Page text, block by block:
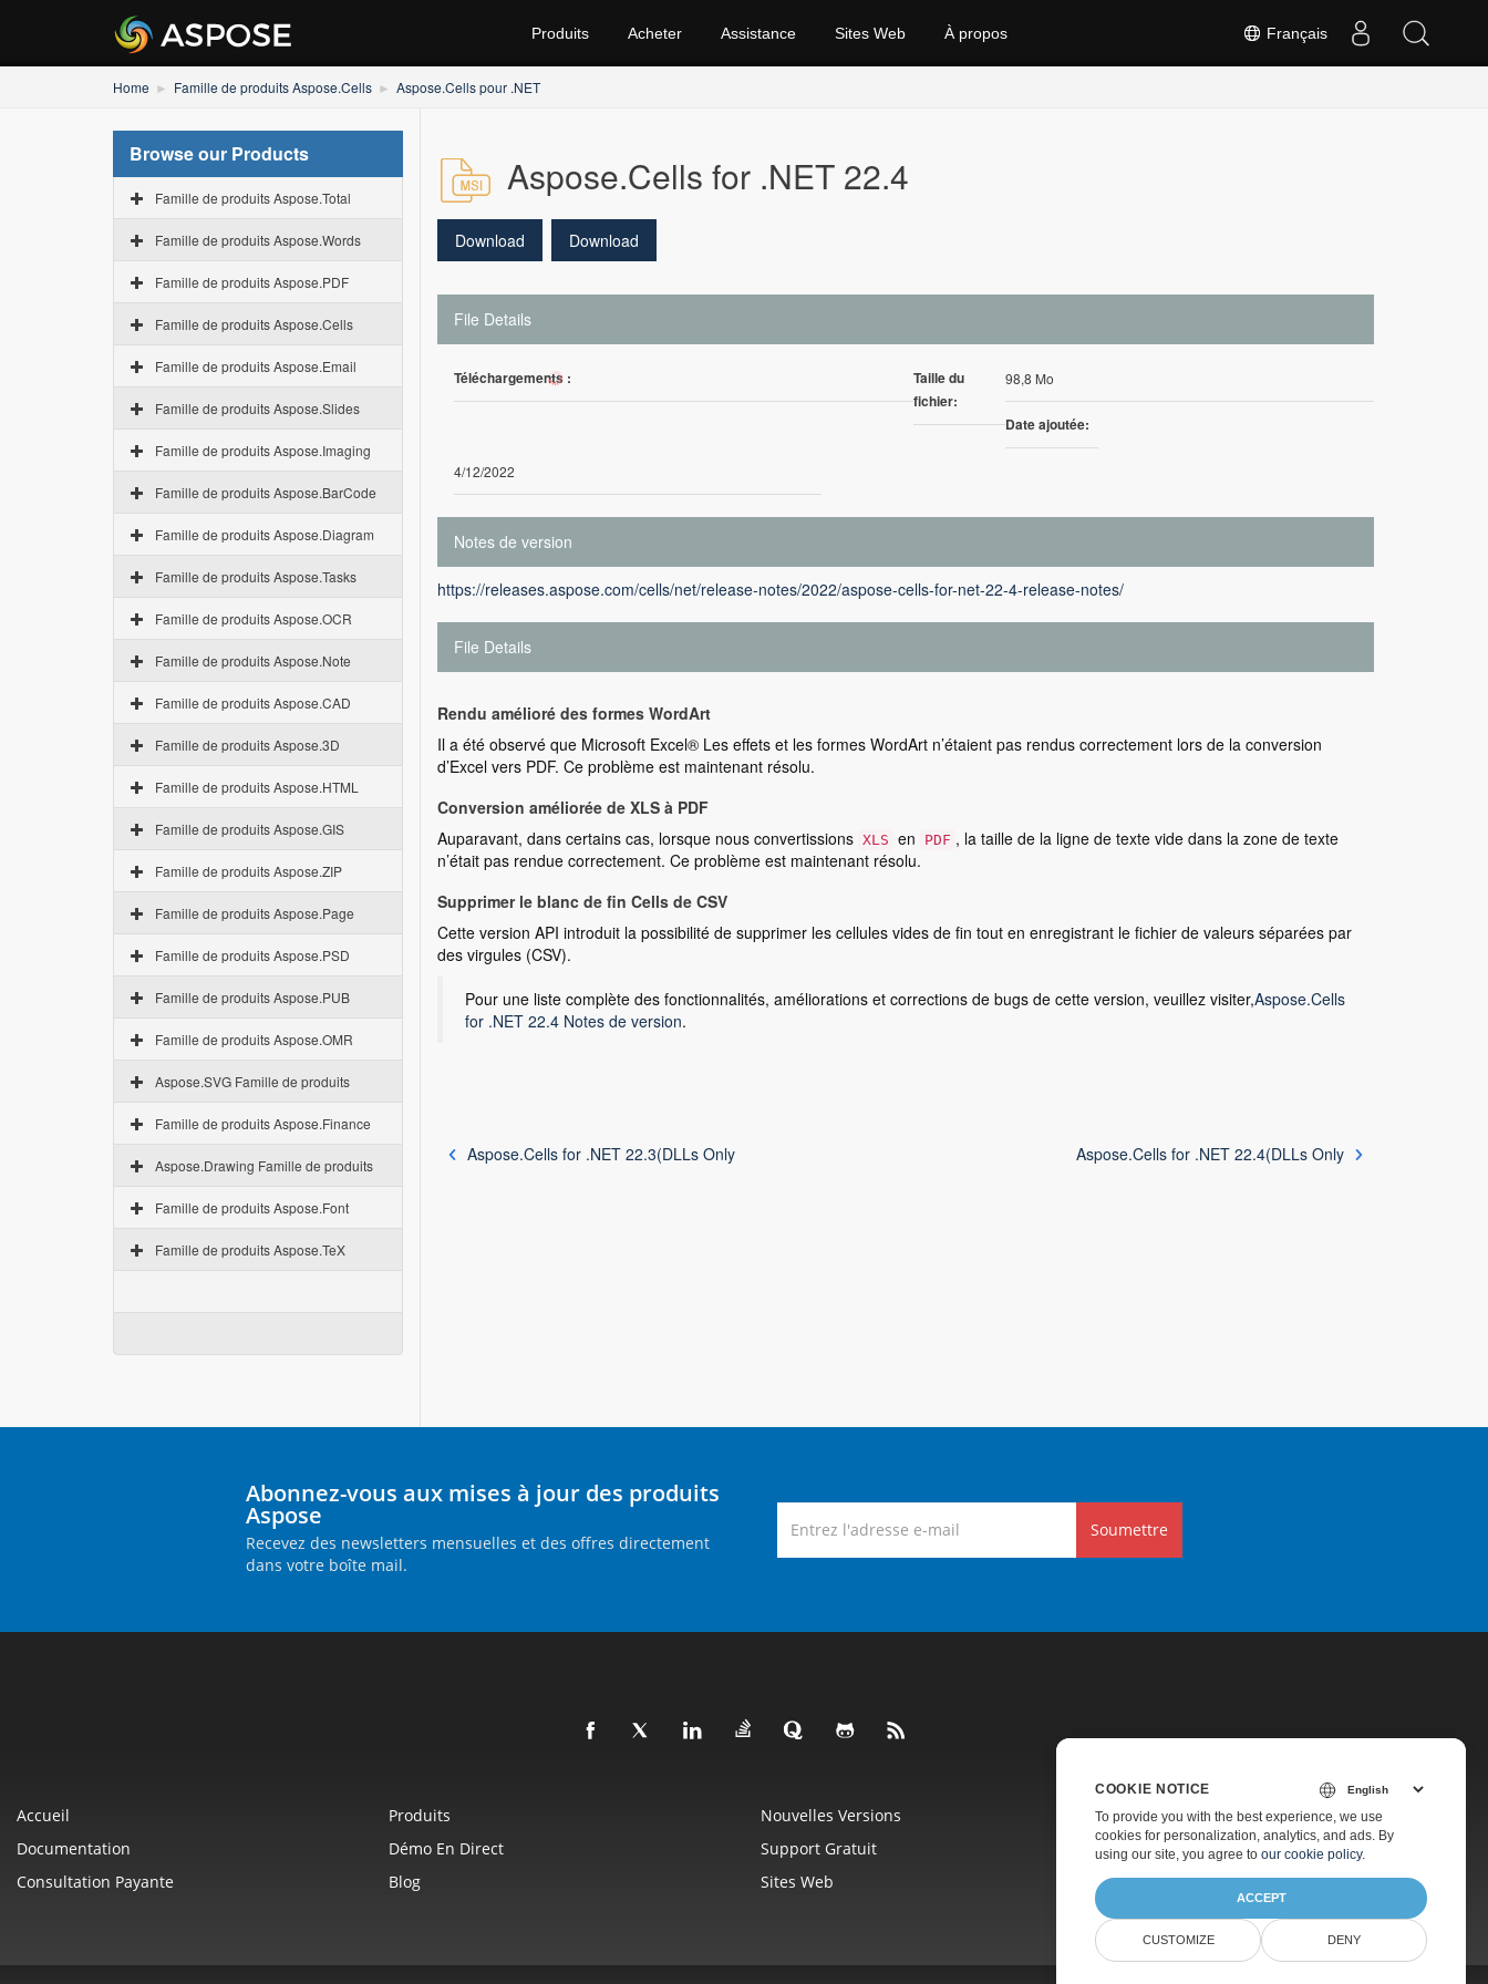
Français
Produits Acheter Assistance Sites Web À propos
Home Famille de produits Aspose.Cells Aspose.Cells pour .NET
Browse our Products
Famille de produits Aspose.Total
Famille de produits Aspose.Words
Famille de produits Aspose.PDF
Famille de produits Aspose.Cells
Famille de produits Aspose.Email
Famille de produits Aspose.Slides
Famille de produits Aspose.Imaging
Famille de produits Aspose.BarCode
Famille de produits Aspose.Diagram
Famille de produits Aspose.Tasks
Famille de produits Aspose.OCR
Famille de produits Aspose.Note
Famille de produits Aspose.CAD
Famille de produits Aspose.3D
Famille de produits Aspose.HTML
Famille de produits Aspose.GIS
Famille de produits Aspose.ZIP
Famille de produits Aspose.Page
Famille de produits Aspose.PSD
Famille de produits Aspose.PUB
Famille de produits Aspose.OMR
Aspose.SVG Famille de produits
Famille de produits Aspose.Finance
Aspose.Drawing Famille de produits
Famille de produits Aspose.Font
Famille de produits Aspose.TeX
Aspose.Cells for .NET 22.4
Download Download
File Details
Téléchargements :
52
Taille du
fichier:
98,8 Mo
Date ajoutée:
4/12/2022
Notes de version
https://releases.aspose.com/cells/net/release-notes/2022/aspose-cells-for-net-22-4-release-notes/
File Details
Rendu amélioré des formes WordArt
Il a été observé que Microsoft Excel® Les effets et les formes WordArt n’étaient pas rendus correctement lors de la conversion
d’Excel vers PDF. Ce problème est maintenant résolu.
Conversion améliorée de XLS à PDF
Auparavant, dans certains cas, lorsque nous convertissions XLS en PDF , la taille de la ligne de texte vide dans la zone de texte
n’était pas rendue correctement. Ce problème est maintenant résolu.
Supprimer le blanc de fin Cells de CSV
Cette version API introduit la possibilité de supprimer les cellules vides de fin tout en enregistrant le fichier de valeurs séparées par
des virgules (CSV).
Pour une liste complète des fonctionnalités, améliorations et corrections de bugs de cette version, veuillez visiter,Aspose.Cells
for .NET 22.4 Notes de version.
Aspose.Cells for .NET 22.3(DLLs Only Aspose.Cells for .NET 22.4(DLLs Only
Abonnez-vous aux mises à jour des produits
Aspose
Recevez des newsletters mensuelles et des offres directement
dans votre boîte mail.
Soumettre
Accueil Produits Nouvelles Versions
Tarification
Documentation
Démo En Direct Support Gratuit
Support Payant
Consultation Payante
Blog Sites Web À Propos
COOKIE NOTICE
To provide you with the best experience, we use
cookies for personalization, analytics, and ads. By
using our site, you agree to our cookie policy.
ACCEPT
CUSTOMIZE DENY